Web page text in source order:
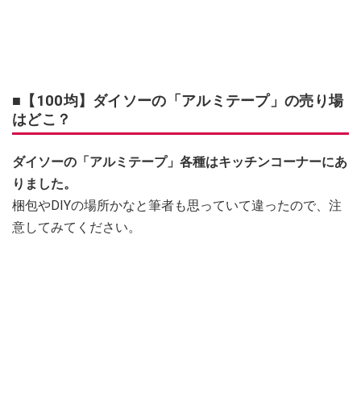
■【100均】ダイソーの「アルミテープ」の売り場
はどこ？
ダイソーの「アルミテープ」各種はキッチンコーナーにあ
りました。
梱包やDIYの場所かなと筆者も思っていて違ったので、注
意してみてください。